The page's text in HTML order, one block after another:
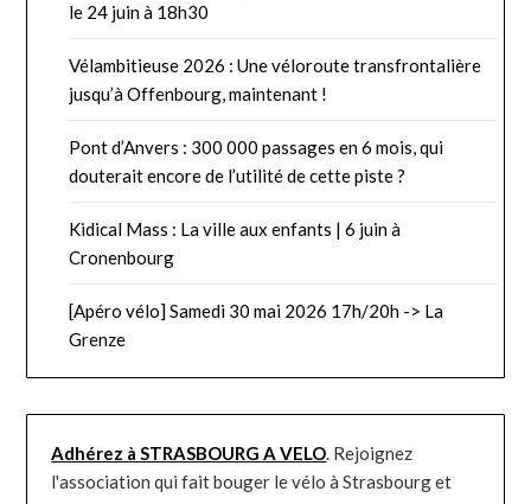
le 24 juin à 18h30
Vélambitieuse 2026 : Une véloroute transfrontalière
jusqu’à Offenbourg, maintenant !
Pont d’Anvers : 300 000 passages en 6 mois, qui
douterait encore de l’utilité de cette piste ?
Kidical Mass : La ville aux enfants | 6 juin à
Cronenbourg
[Apéro vélo] Samedi 30 mai 2026 17h/20h -> La
Grenze
Adhérez à STRASBOURG A VELO. Rejoignez
l'association qui fait bouger le vélo à Strasbourg et